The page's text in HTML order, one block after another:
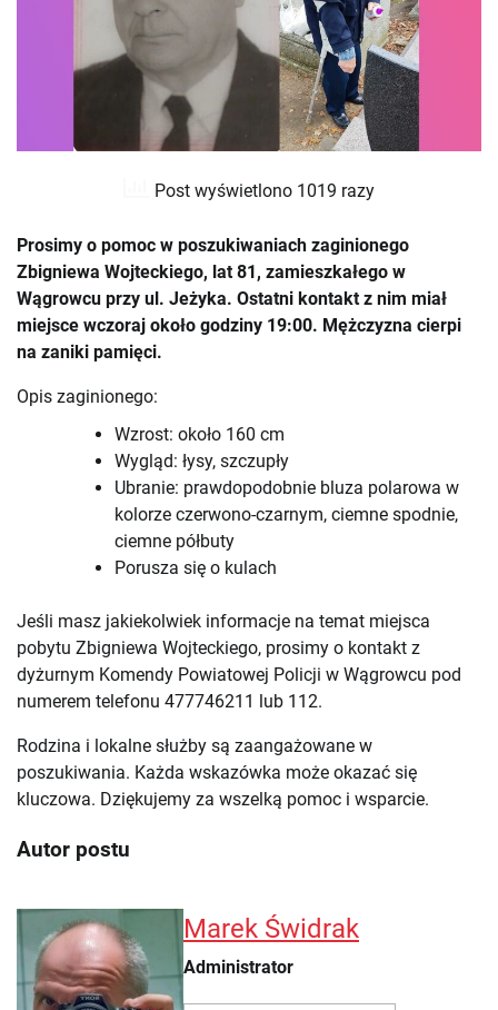
Post wyświetlono 1019 razy
Prosimy o pomoc w poszukiwaniach zaginionego
Zbigniewa Wojteckiego, lat 81, zamieszkałego w
Wągrowcu przy ul. Jeżyka. Ostatni kontakt z nim miał
miejsce wczoraj około godziny 19:00. Mężczyzna cierpi
na zaniki pamięci.
Opis zaginionego:
Wzrost: około 160 cm
Wygląd: łysy, szczupły
Ubranie: prawdopodobnie bluza polarowa w
kolorze czerwono-czarnym, ciemne spodnie,
ciemne półbuty
Porusza się o kulach
Jeśli masz jakiekolwiek informacje na temat miejsca
pobytu Zbigniewa Wojteckiego, prosimy o kontakt z
dyżurnym Komendy Powiatowej Policji w Wągrowcu pod
numerem telefonu 477746211 lub 112.
Rodzina i lokalne służby są zaangażowane w
poszukiwania. Każda wskazówka może okazać się
kluczowa. Dziękujemy za wszelką pomoc i wsparcie.
Autor postu
Marek Świdrak
Administrator